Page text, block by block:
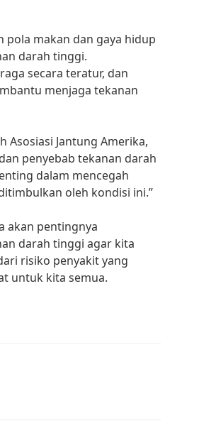
makan dan gaya hidup
darah tinggi.
secara teratur, dan
menjaga tekanan
Asosiasi Jantung Amerika,
penyebab tekanan darah
dalam mencegah
oleh kondisi ini.”
akan pentingnya
darah tinggi agar kita
risiko penyakit yang
untuk kita semua.